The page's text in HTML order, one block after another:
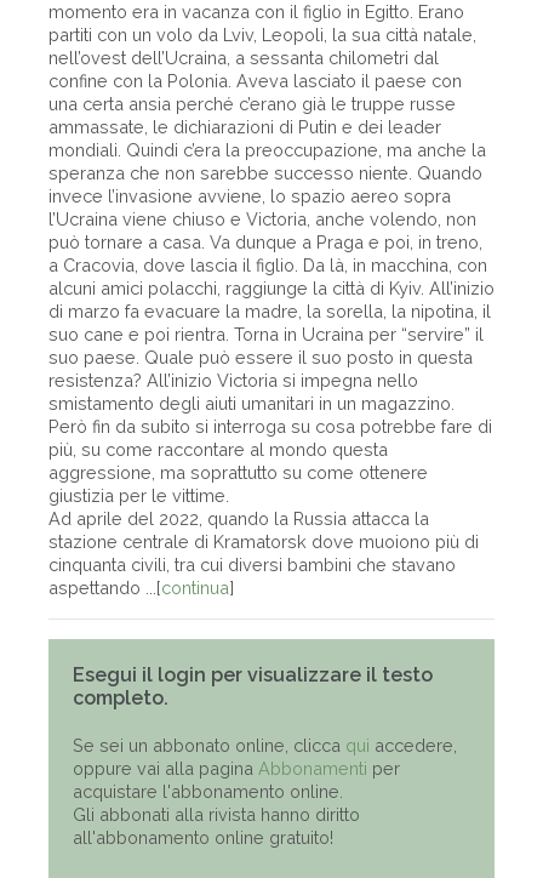
momento era in vacanza con il figlio in Egitto. Erano
partiti con un volo da Lviv, Leopoli, la sua città natale,
nell’ovest dell’Ucraina, a sessanta chilometri dal
confine con la Polonia. Aveva lasciato il paese con
una certa ansia perché c’erano già le truppe russe
ammassate, le dichiarazioni di Putin e dei leader
mondiali. Quindi c’era la preoccupazione, ma anche la
speranza che non sarebbe successo niente. Quando
invece l’invasione avviene, lo spazio aereo sopra
l’Ucraina viene chiuso e Victoria, anche volendo, non
può tornare a casa. Va dunque a Praga e poi, in treno,
a Cracovia, dove lascia il figlio. Da là, in macchina, con
alcuni amici polacchi, raggiunge la città di Kyiv. All’inizio
di marzo fa evacuare la madre, la sorella, la nipotina, il
suo cane e poi rientra. Torna in Ucraina per “servire” il
suo paese. Quale può essere il suo posto in questa
resistenza? All’inizio Victoria si impegna nello
smistamento degli aiuti umanitari in un magazzino.
Però fin da subito si interroga su cosa potrebbe fare di
più, su come raccontare al mondo questa
aggressione, ma soprattutto su come ottenere
giustizia per le vittime.
Ad aprile del 2022, quando la Russia attacca la
stazione centrale di Kramatorsk dove muoiono più di
cinquanta civili, tra cui diversi bambini che stavano
aspettando ...[continua]
Esegui il login per visualizzare il testo
completo.
Se sei un abbonato online, clicca qui accedere,
oppure vai alla pagina Abbonamenti per
acquistare l'abbonamento online.
Gli abbonati alla rivista hanno diritto
all'abbonamento online gratuito!